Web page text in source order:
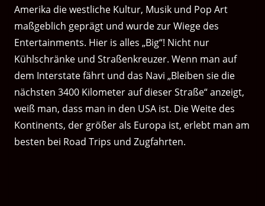
Amerika die westliche Kultur, Musik und Pop Art
maßgeblich geprägt und wurde zur Wiege des
Entertainments. Hier is alles „Big“! Nicht nur
Kühlschränke und Straßenkreuzer. Wenn man auf
dem Interstate fährt und das Navi „Bleiben sie die
nächsten 3400 Kilometer auf dieser Straße“ anzeigt,
weiß man, dass man in den USA ist. Die Weite des
Kontinents, der größer als Europa ist, erlebt man am
besten bei Road Trips und Zugfahrten.